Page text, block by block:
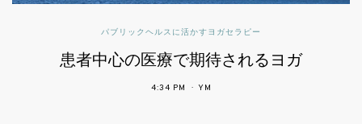
パブリックヘルスに活かすヨガセラピー
患者中心の医療で期待されるヨガ
4:34 PM YM